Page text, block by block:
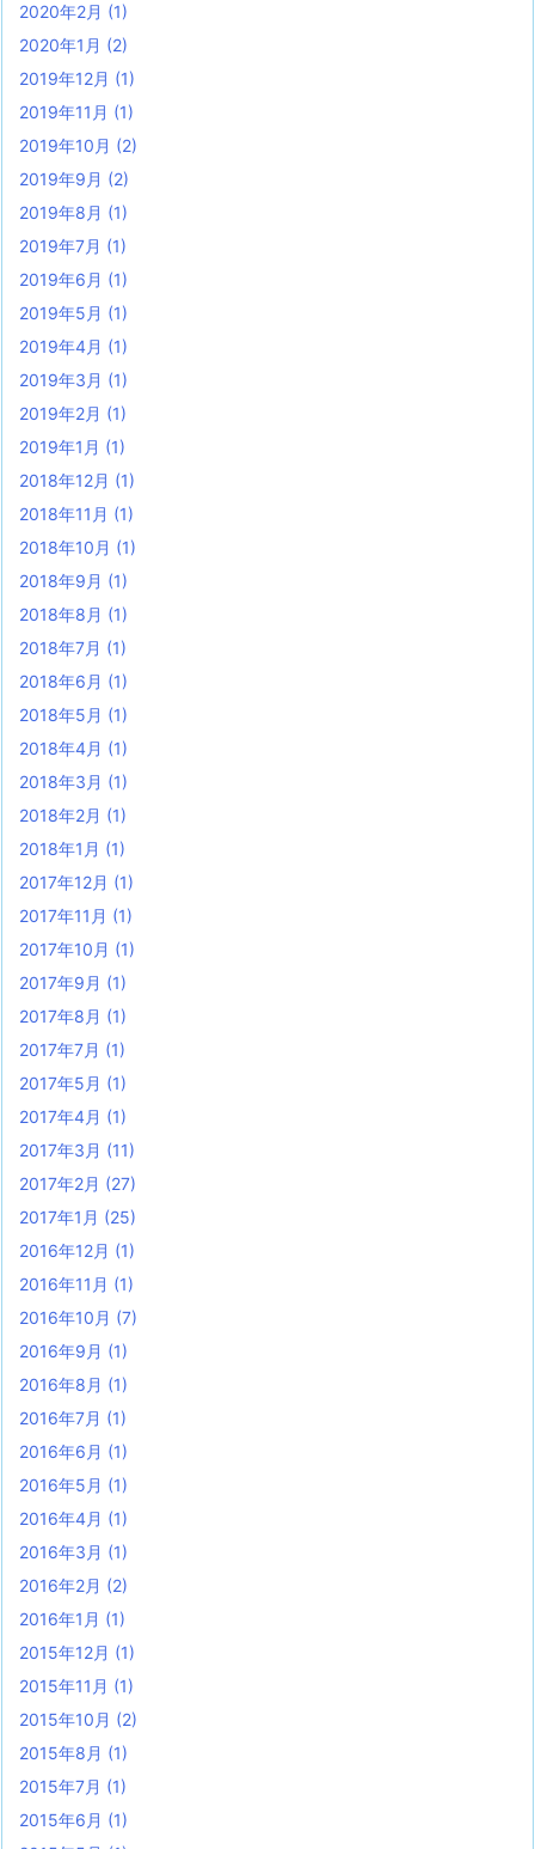
2020年2月 (1)
2020年1月 (2)
2019年12月 (1)
2019年11月 (1)
2019年10月 (2)
2019年9月 (2)
2019年8月 (1)
2019年7月 (1)
2019年6月 (1)
2019年5月 (1)
2019年4月 (1)
2019年3月 (1)
2019年2月 (1)
2019年1月 (1)
2018年12月 (1)
2018年11月 (1)
2018年10月 (1)
2018年9月 (1)
2018年8月 (1)
2018年7月 (1)
2018年6月 (1)
2018年5月 (1)
2018年4月 (1)
2018年3月 (1)
2018年2月 (1)
2018年1月 (1)
2017年12月 (1)
2017年11月 (1)
2017年10月 (1)
2017年9月 (1)
2017年8月 (1)
2017年7月 (1)
2017年5月 (1)
2017年4月 (1)
2017年3月 (11)
2017年2月 (27)
2017年1月 (25)
2016年12月 (1)
2016年11月 (1)
2016年10月 (7)
2016年9月 (1)
2016年8月 (1)
2016年7月 (1)
2016年6月 (1)
2016年5月 (1)
2016年4月 (1)
2016年3月 (1)
2016年2月 (2)
2016年1月 (1)
2015年12月 (1)
2015年11月 (1)
2015年10月 (2)
2015年8月 (1)
2015年7月 (1)
2015年6月 (1)